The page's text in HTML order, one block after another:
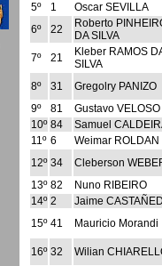
5º
1
Oscar SEVILLA
6º
22
Roberto
DA SILVA
7º
21
Kleber RAMOS
SILVA
8º
31
Gregolry PANIZO
9º
81
Gustavo VELOSO
10º 84
Samuel
11º 6
Weimar ROLDAN
12º 34
Cleberson
13º 82
Nuno RIBEIRO
14º 2
Jaime
15º 41 Mauricio Morandi
16º 32 Wilian